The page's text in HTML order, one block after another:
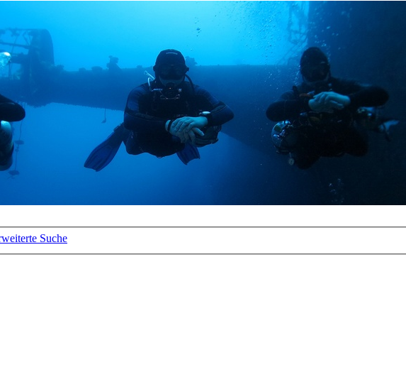
ist auf ein neues Forensystem
forum.comerreichbar.
existiert nur aufgrund deralten Galerie
Suche